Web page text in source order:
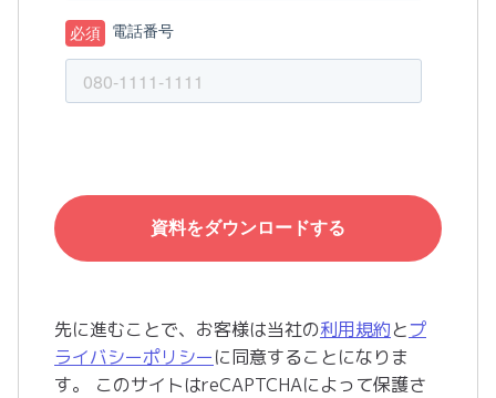
先に進むことで、お客様は当社の利用規約とプ
ライバシーポリシーに同意することになりま
す。 このサイトはreCAPTCHAによって保護さ